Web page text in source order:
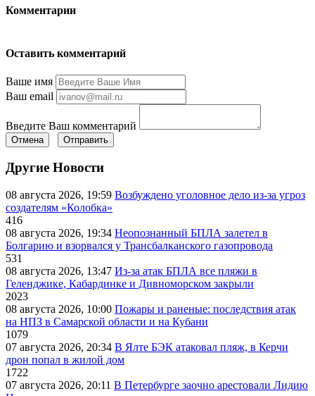
Комментарии
Оставить комментарий
Ваше имя
Ваш email
Введите Ваш комментарий
Отмена Отправить
Другие Новости
08 августа 2026, 19:59 Возбуждено уголовное дело из-за угроз
создателям «Колобка»
416
08 августа 2026, 19:34 Неопознанный БПЛА залетел в
Болгарию и взорвался у Трансбалканского газопровода
531
08 августа 2026, 13:47 Из-за атак БПЛА все пляжи в
Геленджике, Кабардинке и Дивноморском закрыли
2023
08 августа 2026, 10:00 Пожары и раненые: последствия атак
на НПЗ в Самарской области и на Кубани
1079
07 августа 2026, 20:34 В Ялте БЭК атаковал пляж, в Керчи
дрон попал в жилой дом
1722
07 августа 2026, 20:11 В Петербурге заочно арестовали Лидию